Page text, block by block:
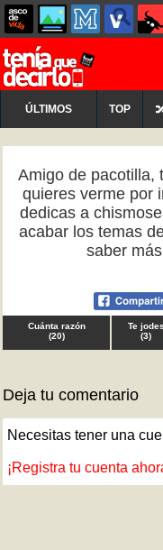
ÚLTIMOS TOP
Amigo de pacotilla,
quieres verme por
dedicas a
acabar los temas
saber
Cuánta razón
(20)
Te jodes
(3)
Deja tu comentario
Necesitas tener una
¡Registra tu cuenta